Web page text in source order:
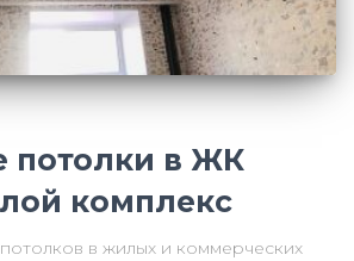
потолки в ЖК
комплекс
в жилых и коммерческих